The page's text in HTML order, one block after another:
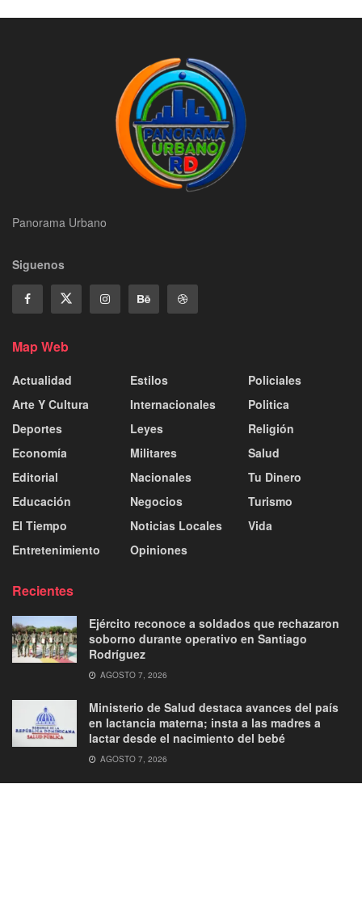
Panorama Urbano
Siguenos
Map Web
Actualidad
Arte Y Cultura
Deportes
Economía
Editorial
Educación
El Tiempo
Entretenimiento
Estilos
Internacionales
Leyes
Militares
Nacionales
Negocios
Noticias Locales
Opiniones
Policiales
Politica
Religión
Salud
Tu Dinero
Turismo
Vida
Recientes
Ejército reconoce a soldados que rechazaron
soborno durante operativo en Santiago
Rodríguez
AGOSTO 7, 2026
Ministerio de Salud destaca avances del país
en lactancia materna; insta a las madres a
lactar desde el nacimiento del bebé
AGOSTO 7, 2026